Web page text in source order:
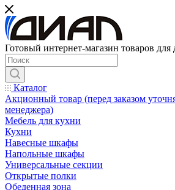
Готовый интернет-магазин товаров для
Каталог
Акционный товар (перед заказом
менеджера)
Мебель для кухни
Кухни
Навесные шкафы
Напольные шкафы
Универсальные секции
Открытые полки
Обеденная зона